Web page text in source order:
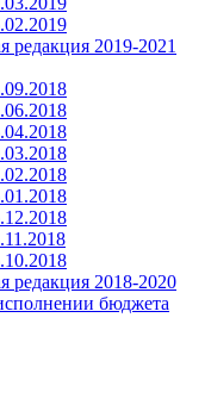
редакция 2019-2021
редакция 2018-2020
бюджета